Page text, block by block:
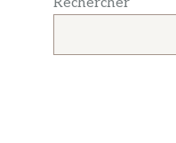
Rechercher